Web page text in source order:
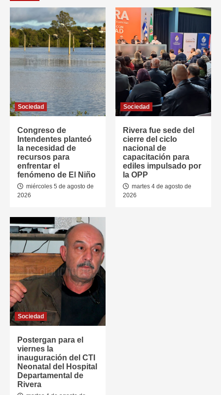
Sociedad
Congreso de
Intendentes planteó
la necesidad de
recursos para
enfrentar el
fenómeno de El Niño
miércoles 5 de agosto de
2026
Sociedad
Rivera fue sede del
cierre del ciclo
nacional de
capacitación para
ediles impulsado por
la OPP
martes 4 de agosto de
2026
Sociedad
Postergan para el
viernes la
inauguración del CTI
Neonatal del Hospital
Departamental de
Rivera